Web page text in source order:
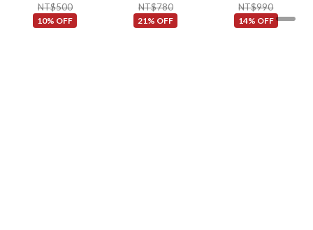
NT$500
10% OFF
NT$780
21% OFF
NT$990
14% OFF